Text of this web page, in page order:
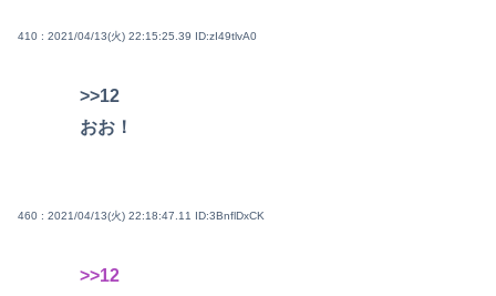
410 : 2021/04/13(火) 22:15:25.39 ID:zI49tlvA0
>>12
おお！
460 : 2021/04/13(火) 22:18:47.11 ID:3BnflDxCK
>>12